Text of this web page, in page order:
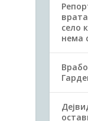
село
нема